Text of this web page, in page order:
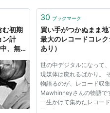
む初期
ン計
、無
30 ブックマーク
買い手がつかぬまま
最大のレコードコレ
あり）
世の中デジタルになって
現媒体は廃れるばかり。
物語るのが、レコード収
Mawhinneyさんの物語で
一生かけて集めたレコー
枚を超えます。シングル